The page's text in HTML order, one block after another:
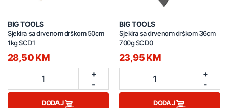
BIG TOOLS
Sjekira sa drvenom drškom 50cm
1kg SCD1
28,50 KM
1
+
-
DODAJ
BIG TOOLS
Sjekira sa drvenom drškom 36cm
700g SCD0
23,95 KM
1
+
-
DODAJ